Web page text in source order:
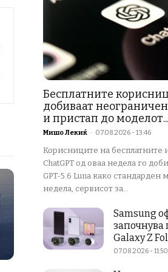
Бесплатните
добиваат
и пристап до моделот...
Мишо Лекиќ - 07.08.2026 - 13:46
Корисниците на бесплатните
ChatGPT од оваа недела го
GPT-5.6 Luna како стандарден
недела, сервисот за...
Samsung
започнува
Galaxy Z
07.08.2026 - 11:50